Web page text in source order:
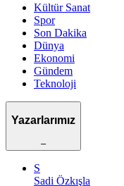
Kültür Sanat
Spor
Son Dakika
Dünya
Ekonomi
Gündem
Teknoloji
Yazarlarımız
–
S
Sadi Özkışla